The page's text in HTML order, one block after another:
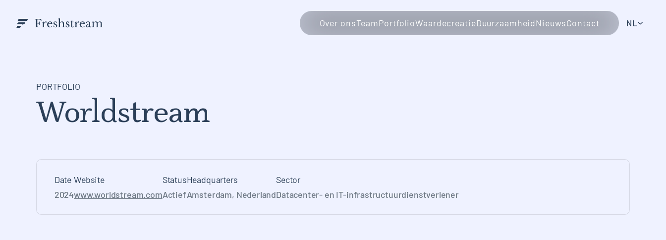
Over onsTeamPortfolioWaardecreatieDuurzaamheidNieuwsContact NL
PORTFOLIO
Worldstream
Date
2024
Website
www.worldstream.com
Status
Actief
Headquarters
Amsterdam, Nederland
Sector
Datacenter- en IT-infrastructuurdienstverlener